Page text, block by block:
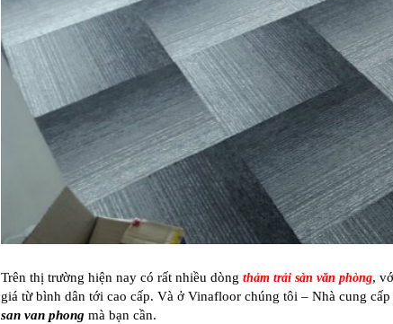
Trên thị trường hiện nay có rất nhiều dòng thảm trải sàn văn phòng,
giá từ bình dân tới cao cấp. Và ở Vinafloor chúng tôi – Nhà cung cấp
san van phong mà bạn cần.